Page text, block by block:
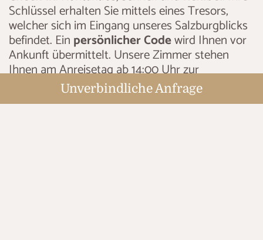
Schlüssel erhalten Sie mittels eines Tresors,
welcher sich im Eingang unseres Salzburgblicks
befindet. Ein persönlicher Codewird Ihnen vor
Ankunft übermittelt. Unsere Zimmer stehen
Ihnen am Anreisetag ab 14:00 Uhr zur
Verfügung. Am Abreisetag bitten wir Sie, Ihr
Zimmer bis 10:00 Uhr wieder freizugeben.
Unverbindliche Anfrage